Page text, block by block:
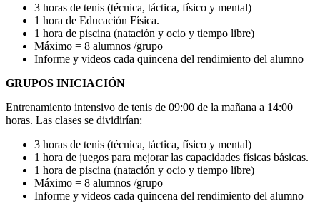
3 horas de tenis (técnica, táctica, físico y mental)
1 hora de Educación Física.
1 hora de piscina (natación y ocio y tiempo libre)
Máximo = 8 alumnos /grupo
Informe y videos cada quincena del rendimiento del alumno
GRUPOS INICIACIÓN
Entrenamiento intensivo de tenis de 09:00 de la mañana a 14:00
horas. Las clases se dividirían:
3 horas de tenis (técnica, táctica, físico y mental)
1 hora de juegos para mejorar las capacidades físicas básicas.
1 hora de piscina (natación y ocio y tiempo libre)
Máximo = 8 alumnos /grupo
Informe y videos cada quincena del rendimiento del alumno